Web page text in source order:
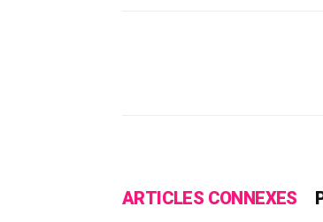
ARTICLES CONNEXES